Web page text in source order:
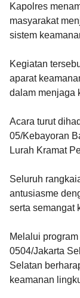
Kapolres
masyarakat
sistem
Kegiatan
aparat
dalam menjaga
Acara turut
05/Kebayoran
Lurah Kramat
Seluruh
antusiasme
serta semangat
Melalui program
0504/Jakarta
Selatan
keamanan